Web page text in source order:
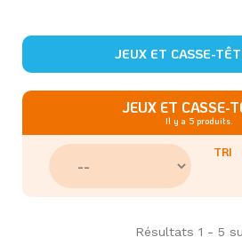
JEUX ET CASSE-
JEUX ET CASSE-
Il y a 5 produits.
TRI
Résultats 1 - 5